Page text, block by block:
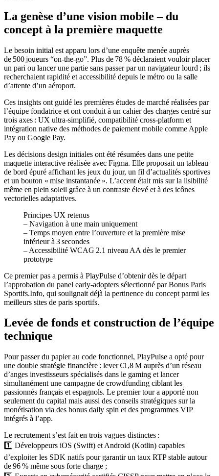
La genèse d’une vision mobile – du
concept à la première maquette
Le besoin initial est apparu lors d’une enquête menée auprès
de 500 joueurs “on‑the‑go”. Plus de 78 % déclaraient vouloir placer
un pari ou lancer une partie sans passer par un navigateur lourd ; ils
recherchaient rapidité et accessibilité depuis le métro ou la salle
d’attente d’un aéroport.
Ces insights ont guidé les premières études de marché réalisées par
l’équipe fondatrice et ont conduit à un cahier des charges centré sur
trois axes : UX ultra‑simplifié, compatibilité cross‑platform et
intégration native des méthodes de paiement mobile comme Apple
Pay ou Google Pay.
Les décisions design initiales ont été résumées dans une petite
maquette interactive réalisée avec Figma. Elle proposait un tableau
de bord épuré affichant les jeux du jour, un fil d’actualités sportives
et un bouton « mise instantanée ». L’accent était mis sur la lisibilité
même en plein soleil grâce à un contraste élevé et à des icônes
vectorielles adaptatives.
Principes UX retenus
– Navigation à une main uniquement
– Temps moyen entre l’ouverture et la première mise
inférieur à 3 secondes
– Accessibilité WCAG 2.1 niveau AA dès le premier
prototype
Ce premier pas a permis à PlayPulse d’obtenir dès le départ
l’approbation du panel early‑adopters sélectionné par Bonus Paris
Sportifs.Info, qui soulignait déjà la pertinence du concept parmi les
meilleurs sites de paris sportifs.
Levée de fonds et construction de l’équipe
technique
Pour passer du papier au code fonctionnel, PlayPulse a opté pour
une double stratégie financière : lever €1,8 M auprès d’un réseau
d’anges investisseurs spécialisés dans le gaming et lancer
simultanément une campagne de crowdfunding ciblant les
passionnés français et espagnols. Le premier tour a apporté non
seulement du capital mais aussi des conseils stratégiques sur la
monétisation via des bonus daily spin et des programmes VIP
intégrés à l’app.
Le recrutement s’est fait en trois vagues distinctes :
1️⃣ Développeurs iOS (Swift) et Android (Kotlin) capables
d’exploiter les SDK natifs pour garantir un taux RTP stable autour
de 96 % même sous forte charge ;